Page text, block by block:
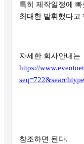
특히 제작일정에
최대한 발휘했다고
자세한 회사안내는
https://
참조하면 된다.